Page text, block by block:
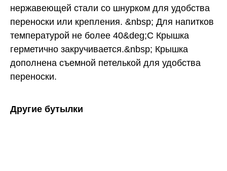
нержавеющей стали со шнурком для удобства
переноски или крепления. &nbsp; Для напитков
температурой не более 40&deg;C Крышка
герметично закручивается.&nbsp; Крышка
дополнена съемной петелькой для удобства
переноски.
Другие бутылки